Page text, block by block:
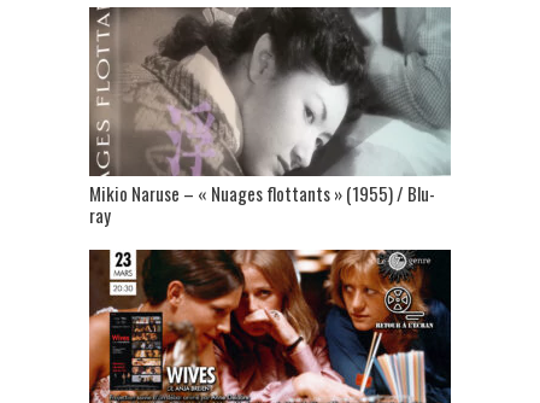
Mikio Naruse – « Nuages flottants » (1955) / Blu-
ray